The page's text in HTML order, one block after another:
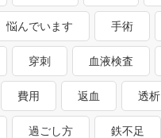
悩んでいます 手術
穿刺 血液検査
費用 返血 透析
過ごし方 鉄不足